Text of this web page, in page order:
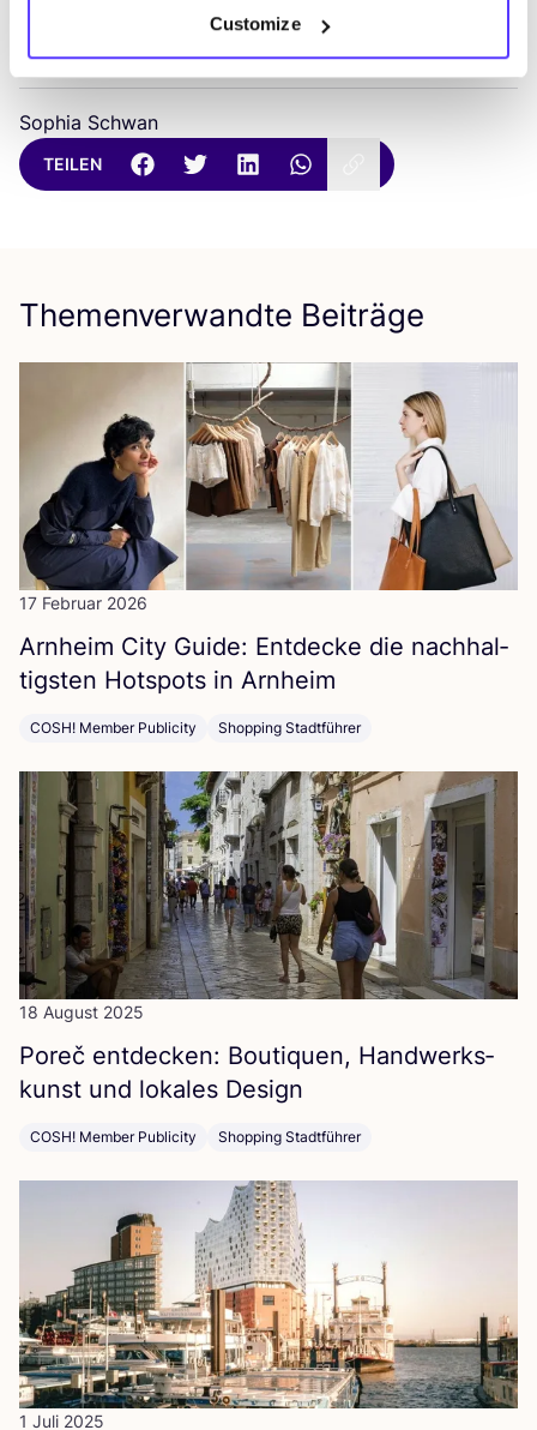
Customize
Sophia Schwan
TEILEN
Themenverwandte Beiträge
17 Februar 2026
Arn­heim City Gui­de: Ent­de­cke die nach­hal­
tigs­ten Hot­spots in Arnheim
COSH! Member Publicity Shopping Stadtführer
18 August 2025
Poreč ent­de­cken: Bou­ti­quen, Hand­werks­
kunst und loka­les Design
COSH! Member Publicity Shopping Stadtführer
1 Juli 2025